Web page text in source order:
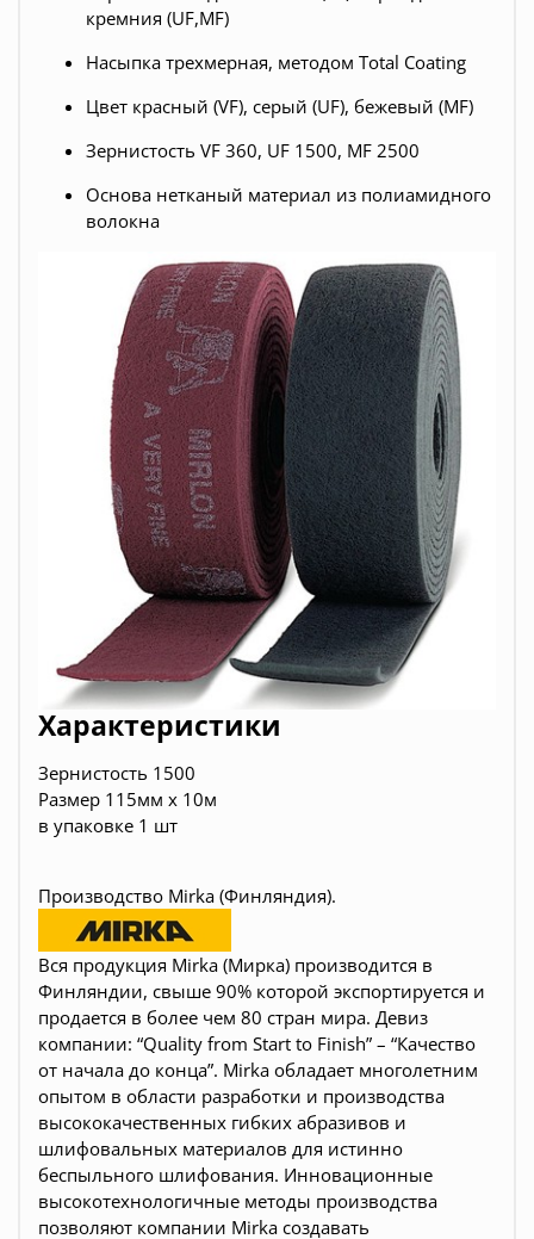
кремния (UF,MF)
Насыпка трехмерная, методом Total Coating
Цвет красный (VF), серый (UF), бежевый (MF)
Зернистость VF 360, UF 1500, MF 2500
Основа нетканый материал из полиамидного
волокна
Характеристики
Зернистость 1500
Размер 115мм x 10м
в упаковке 1 шт
Производство Mirka (Финляндия).
Вся продукция Mirka (Мирка) производится в
Финляндии, свыше 90% которой экспортируется и
продается в более чем 80 стран мира. Девиз
компании: “Quality from Start to Finish” – “Качество
от начала до конца”. Mirka обладает многолетним
опытом в области разработки и производства
высококачественных гибких абразивов и
шлифовальных материалов для истинно
беспыльного шлифования. Инновационные
высокотехнологичные методы производства
позволяют компании Mirka создавать